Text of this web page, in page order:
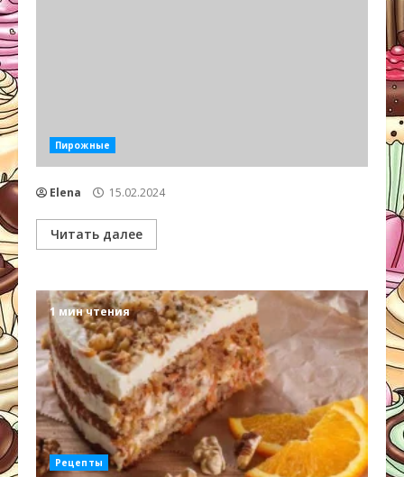
Пирожные
Elena 15.02.2024
Читать далее
1 мин чтения
Рецепты